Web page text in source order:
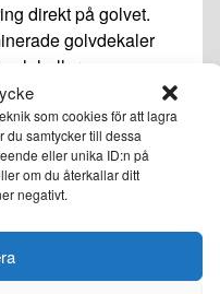
som cookies för att lagra
du samtycker till dessa
eller unika ID:n på
om du återkallar ditt
negativt.
direkt på golvet.
golvdekaler
hallarna – en
gångmatta. I
x 1 m) som
där besökarna